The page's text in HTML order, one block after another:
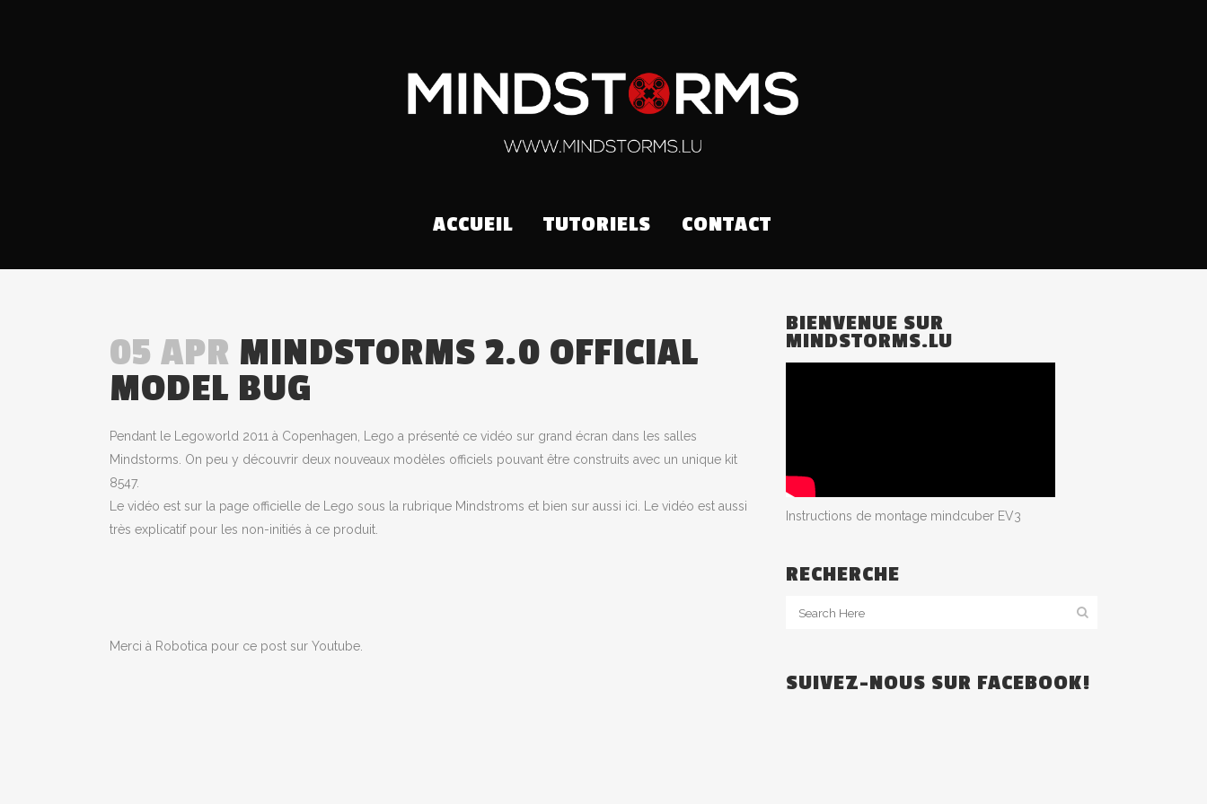
ACCUEIL TUTORIELS CONTACT
05 APR MINDSTORMS 2.0 OFFICIAL
MODEL BUG
Pendant le Legoworld 2011 à Copenhagen, Lego a présenté ce vidéo sur grand écran dans les salles
Mindstorms. On peu y découvrir deux nouveaux modèles officiels pouvant être construits avec un unique kit
8547.
Le vidéo est sur la page officielle de Lego sous la rubrique Mindstroms et bien sur aussi ici. Le vidéo est aussi
très explicatif pour les non-initiés à ce produit.
Merci à Robotica pour ce post sur Youtube.
BIENVENUE SUR
MINDSTORMS.LU
Instructions de montage mindcuber EV3
RECHERCHE
SUIVEZ-NOUS SUR FACEBOOK!